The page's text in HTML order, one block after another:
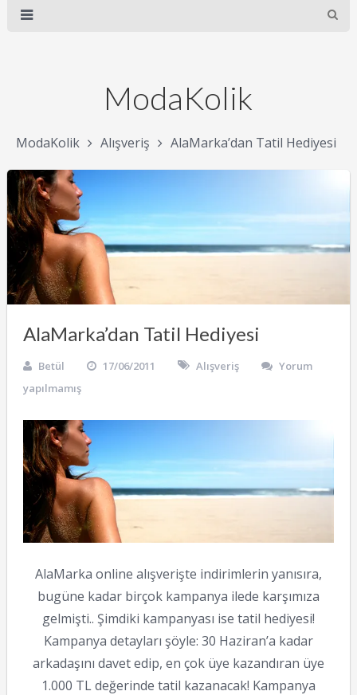
ModaKolik
ModaKolik Alışveriş AlaMarka’dan Tatil Hediyesi
AlaMarka’dan Tatil Hediyesi
Betül 17/06/2011 Alışveriş
Yorum
yapılmamış
AlaMarka online alışverişte indirimlerin yanısıra,
bugüne kadar birçok kampanya ilede karşımıza
gelmişti.. Şimdiki kampanyası ise tatil hediyesi!
Kampanya detayları şöyle: 30 Haziran’a kadar
arkadaşını davet edip, en çok üye kazandıran üye
1.000 TL değerinde tatil kazanacak! Kampanya